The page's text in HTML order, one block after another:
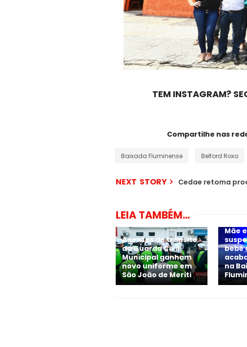
TEM INSTAGRAM?
Compartilhe nas
Baixada Fluminense Belford Roxo
NEXT STORY Cedae retoma
LEIA TAMBÉM...
Agentes de trânsito
da Guarda Civil
Municipal ganham
novo uniforme em
São João de Meriti
Mãe
bebê
na